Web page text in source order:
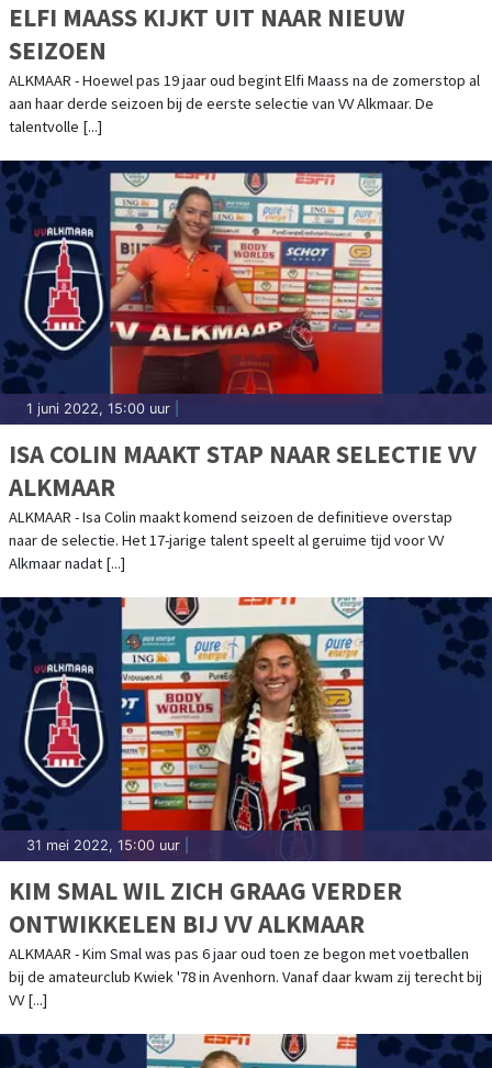
ELFI MAASS KIJKT UIT NAAR NIEUW
SEIZOEN
ALKMAAR - Hoewel pas 19 jaar oud begint Elfi Maass na de zomerstop al
aan haar derde seizoen bij de eerste selectie van VV Alkmaar. De
talentvolle [...]
1 juni 2022, 15:00 uur
ISA COLIN MAAKT STAP NAAR SELECTIE VV
ALKMAAR
ALKMAAR - Isa Colin maakt komend seizoen de definitieve overstap
naar de selectie. Het 17-jarige talent speelt al geruime tijd voor VV
Alkmaar nadat [...]
31 mei 2022, 15:00 uur
KIM SMAL WIL ZICH GRAAG VERDER
ONTWIKKELEN BIJ VV ALKMAAR
ALKMAAR - Kim Smal was pas 6 jaar oud toen ze begon met voetballen
bij de amateurclub Kwiek '78 in Avenhorn. Vanaf daar kwam zij terecht bij
VV [...]